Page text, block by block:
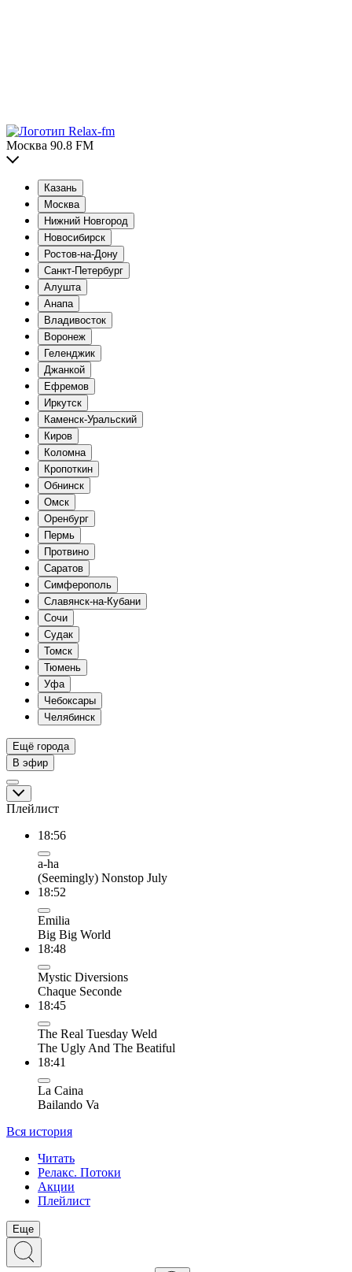
Москва 90.8 FM
Казань
Москва
Нижний Новгород
Новосибирск
Ростов-на-Дону
Санкт-Петербург
Алушта
Анапа
Владивосток
Воронеж
Геленджик
Джанкой
Ефремов
Иркутск
Каменск-Уральский
Киров
Коломна
Кропоткин
Обнинск
Омск
Оренбург
Пермь
Протвино
Саратов
Симферополь
Славянск-на-Кубани
Сочи
Судак
Томск
Тюмень
Уфа
Чебоксары
Челябинск
Ещё города
В эфир
Плейлист
18:56
a-ha
(Seemingly) Nonstop July
18:52
Emilia
Big Big World
18:48
Mystic Diversions
Chaque Seconde
18:45
The Real Tuesday Weld
The Ugly And The Beatiful
18:41
La Caina
Bailando Va
Вся история
Читать
Релакс. Потоки
Акции
Плейлист
Еще